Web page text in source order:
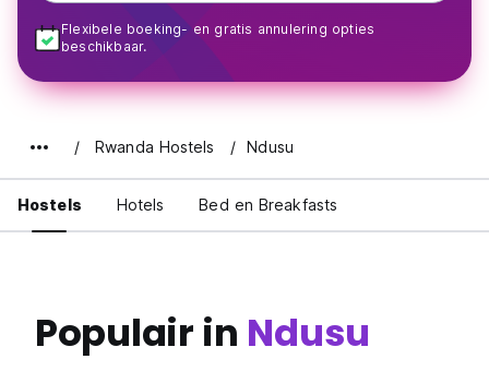
Flexibele boeking- en gratis annulering opties
beschikbaar.
Rwanda Hostels Ndusu
Hostels Hotels Bed en Breakfasts
Populair in Ndusu